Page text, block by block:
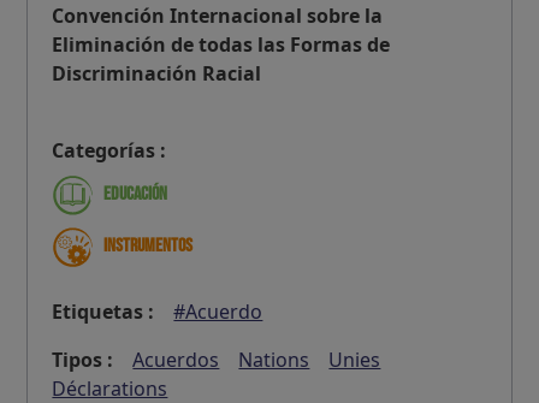
Convención Internacional sobre la
Eliminación de todas las Formas de
Discriminación Racial
Categorías :
Educación
Instrumentos
Etiquetas :
#Acuerdo
Tipos :
Acuerdos Nations
Unies
Déclarations